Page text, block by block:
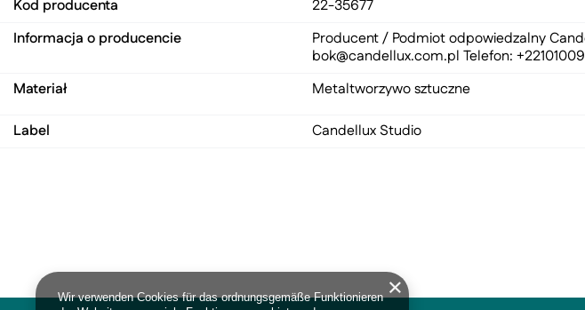
Kod producenta
22-35677
Informacja o producencie
Producent / Podmiot odpowiedzalny
bok@candellux.com.pl Telefon:
Materiał
Metaltworzywo sztuczne
Label Candellux Studio
Wir verwenden Cookies für das ordnungsgemäße Funktionieren